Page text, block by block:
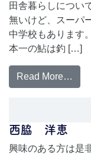
田舎暮らしについ
無いけど、スーパ
中学校もあります
本一の鮎は釣 […]
Read More…
西脇 洋恵
興味のある方は是